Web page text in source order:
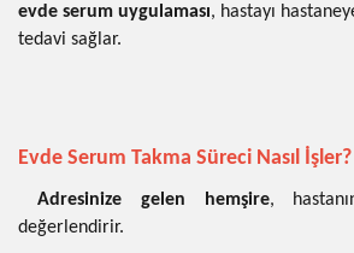
evde serum uygulaması, hastayı
tedavi sağlar.
Evde Serum Takma Süreci Nasıl İşler?
Adresinize gelen hemşire,
değerlendirir.